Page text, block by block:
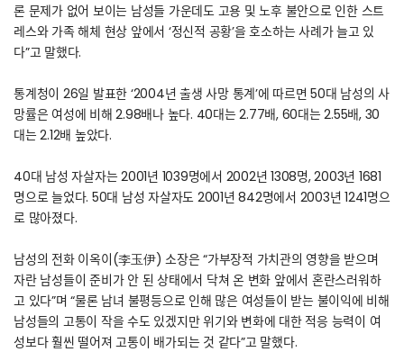
론 문제가 없어 보이는 남성들 가운데도 고용 및 노후 불안으로 인한 스트
레스와 가족 해체 현상 앞에서 ‘정신적 공황’을 호소하는 사례가 늘고 있
다”고 말했다.
통계청이 26일 발표한 ‘2004년 출생 사망 통계’에 따르면 50대 남성의 사
망률은 여성에 비해 2.98배나 높다. 40대는 2.77배, 60대는 2.55배, 30
대는 2.12배 높았다.
40대 남성 자살자는 2001년 1039명에서 2002년 1308명, 2003년 1681
명으로 늘었다. 50대 남성 자살자도 2001년 842명에서 2003년 1241명으
로 많아졌다.
남성의 전화 이옥이(李玉伊) 소장은 “가부장적 가치관의 영향을 받으며
자란 남성들이 준비가 안 된 상태에서 닥쳐 온 변화 앞에서 혼란스러워하
고 있다”며 “물론 남녀 불평등으로 인해 많은 여성들이 받는 불이익에 비해
남성들의 고통이 작을 수도 있겠지만 위기와 변화에 대한 적응 능력이 여
성보다 훨씬 떨어져 고통이 배가되는 것 같다”고 말했다.